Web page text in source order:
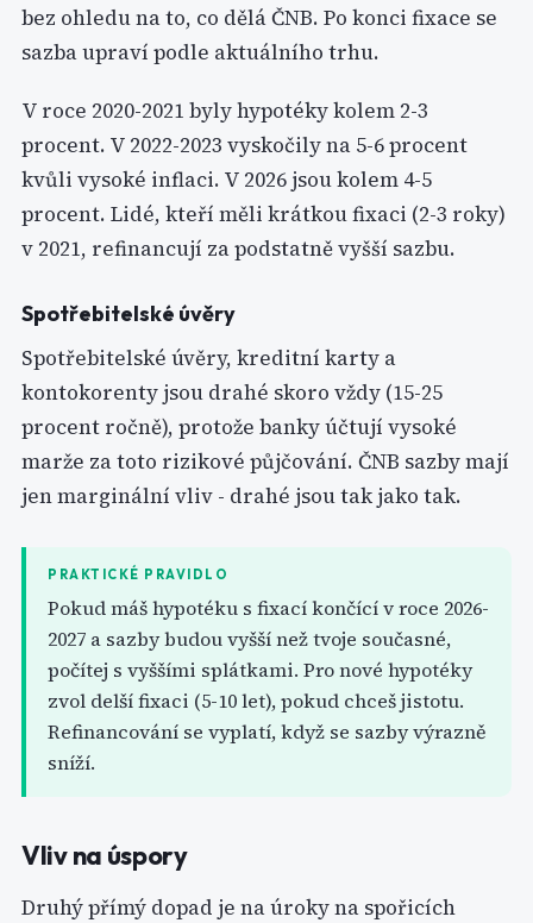
bez ohledu na to, co dělá ČNB. Po konci fixace se
sazba upraví podle aktuálního trhu.
V roce 2020-2021 byly hypotéky kolem 2-3
procent. V 2022-2023 vyskočily na 5-6 procent
kvůli vysoké inflaci. V 2026 jsou kolem 4-5
procent. Lidé, kteří měli krátkou fixaci (2-3 roky)
v 2021, refinancují za podstatně vyšší sazbu.
Spotřebitelské úvěry
Spotřebitelské úvěry, kreditní karty a
kontokorenty jsou drahé skoro vždy (15-25
procent ročně), protože banky účtují vysoké
marže za toto rizikové půjčování. ČNB sazby mají
jen marginální vliv - drahé jsou tak jako tak.
PRAKTICKÉ PRAVIDLO
Pokud máš hypotéku s fixací končící v roce 2026-
2027 a sazby budou vyšší než tvoje současné,
počítej s vyššími splátkami. Pro nové hypotéky
zvol delší fixaci (5-10 let), pokud chceš jistotu.
Refinancování se vyplatí, když se sazby výrazně
sníží.
Vliv na úspory
Druhý přímý dopad je na úroky na spořicích